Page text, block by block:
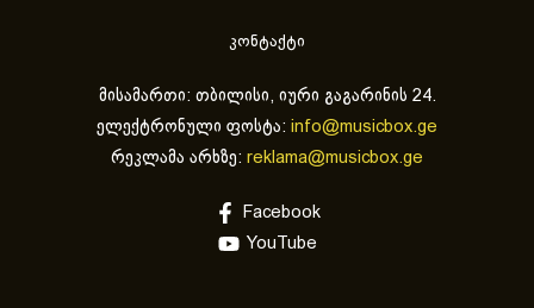
კონტაქტი
მისამართი: თბილისი, იური გაგარინის 24.
ელექტრონული ფოსტა: info@musicbox.ge
რეკლამა არხზე: reklama@musicbox.ge
Facebook
YouTube